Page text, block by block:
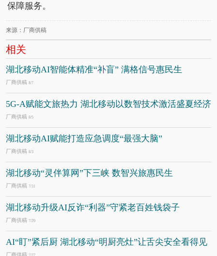
保障服务。
来源：厂商供稿
相关
湖北移动AI智能体精准“补盲” 满格信号惠民生
厂商供稿 8/7
5G-A赋能文旅热力 湖北移动以数智技术激活盛夏经济
厂商供稿 8/5
湖北移动AI赋能打造应急调度“最强大脑”
厂商供稿 8/3
湖北移动“灵伴算网”下三峡 数智兴旅惠民生
厂商供稿 7/31
湖北移动升级AI反诈“利器”守紧老百姓钱袋子
厂商供稿 7/29
AI“盯”紧后厨 湖北移动“明厨亮灶”让舌尖安全看得见
厂商供稿 7/27